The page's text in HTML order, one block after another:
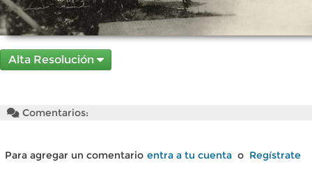
Alta Resolución
Comentarios:
Para agregar un comentario entra a tu cuenta o Regístrate